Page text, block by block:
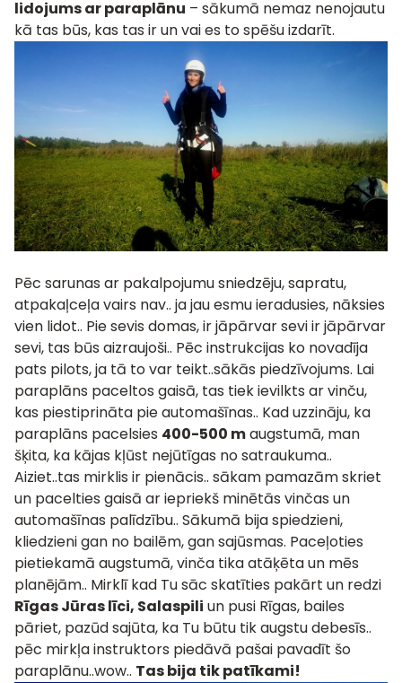
lidojums ar paraplānu – sākumā nemaz nenojautu
kā tas būs, kas tas ir un vai es to spēšu izdarīt.
Pēc sarunas ar pakalpojumu sniedzēju, sapratu,
atpakaļceļa vairs nav.. ja jau esmu ieradusies, nāksies
vien lidot.. Pie sevis domas, ir jāpārvar sevi ir jāpārvar
sevi, tas būs aizraujoši.. Pēc instrukcijas ko novadīja
pats pilots, ja tā to var teikt..sākās piedzīvojums. Lai
paraplāns paceltos gaisā, tas tiek ievilkts ar vinču,
kas piestiprināta pie automašīnas.. Kad uzzināju, ka
paraplāns pacelsies 400-500 maugstumā, man
šķita, ka kājas kļūst nejūtīgas no satraukuma..
Aiziet..tas mirklis ir pienācis.. sākam pamazām skriet
un pacelties gaisā ar iepriekš minētās vinčas un
automašīnas palīdzību.. Sākumā bija spiedzieni,
kliedzieni gan no bailēm, gan sajūsmas. Paceļoties
pietiekamā augstumā, vinča tika atāķēta un mēs
planējām.. Mirklī kad Tu sāc skatīties pakārt un redzi
Rīgas Jūras līci, Salaspili un pusi Rīgas, bailes
pāriet, pazūd sajūta, ka Tu būtu tik augstu debesīs..
pēc mirkļa instruktors piedāvā pašai pavadīt šo
paraplānu..wow.. Tas bija tik patīkami!